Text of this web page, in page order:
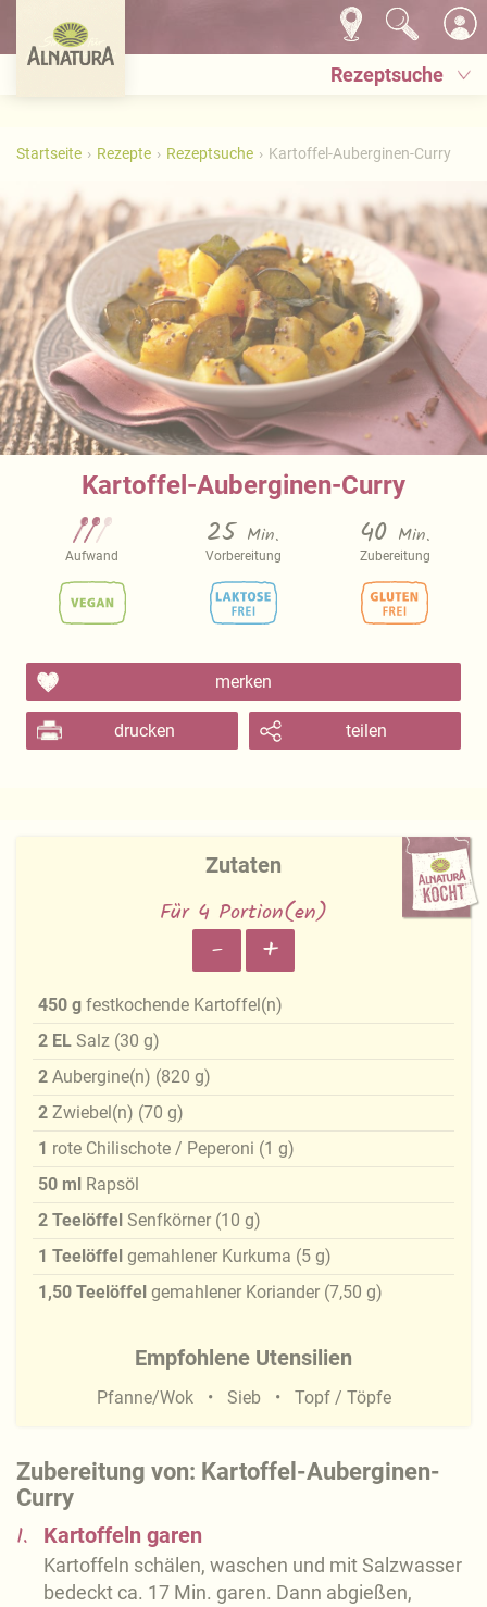
Rezeptsuche
Startseite Rezepte Rezeptsuche Kartoffel-Auberginen-Curry
Kartoffel-Auberginen-Curry
Aufwand
25 Min.
Vorbereitung
40 Min.
Zubereitung
merken
drucken teilen
Zubereitung von: Kartoffel-Auberginen-
Curry
1. Kartoffeln garen
Kartoffeln schälen, waschen und mit Salzwasser
bedeckt ca. 17 Min. garen. Dann abgießen,
Zutaten
Für 4 Portion(en)
- +
450 g festkochende Kartoffel(n)
2 EL Salz (30 g)
2 Aubergine(n) (820 g)
2 Zwiebel(n) (70 g)
1 rote Chilischote / Peperoni (1 g)
50 ml Rapsöl
2 Teelöffel Senfkörner (10 g)
1 Teelöffel gemahlener Kurkuma (5 g)
1,50 Teelöffel gemahlener Koriander (7,50 g)
Empfohlene Utensilien
Pfanne/Wok Sieb Topf / Töpfe